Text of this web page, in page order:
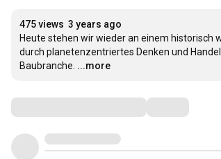
475 views 3 years ago
Heute stehen wir wieder an einem historisch
durch planetenzentriertes Denken und
Baubranche. ...more